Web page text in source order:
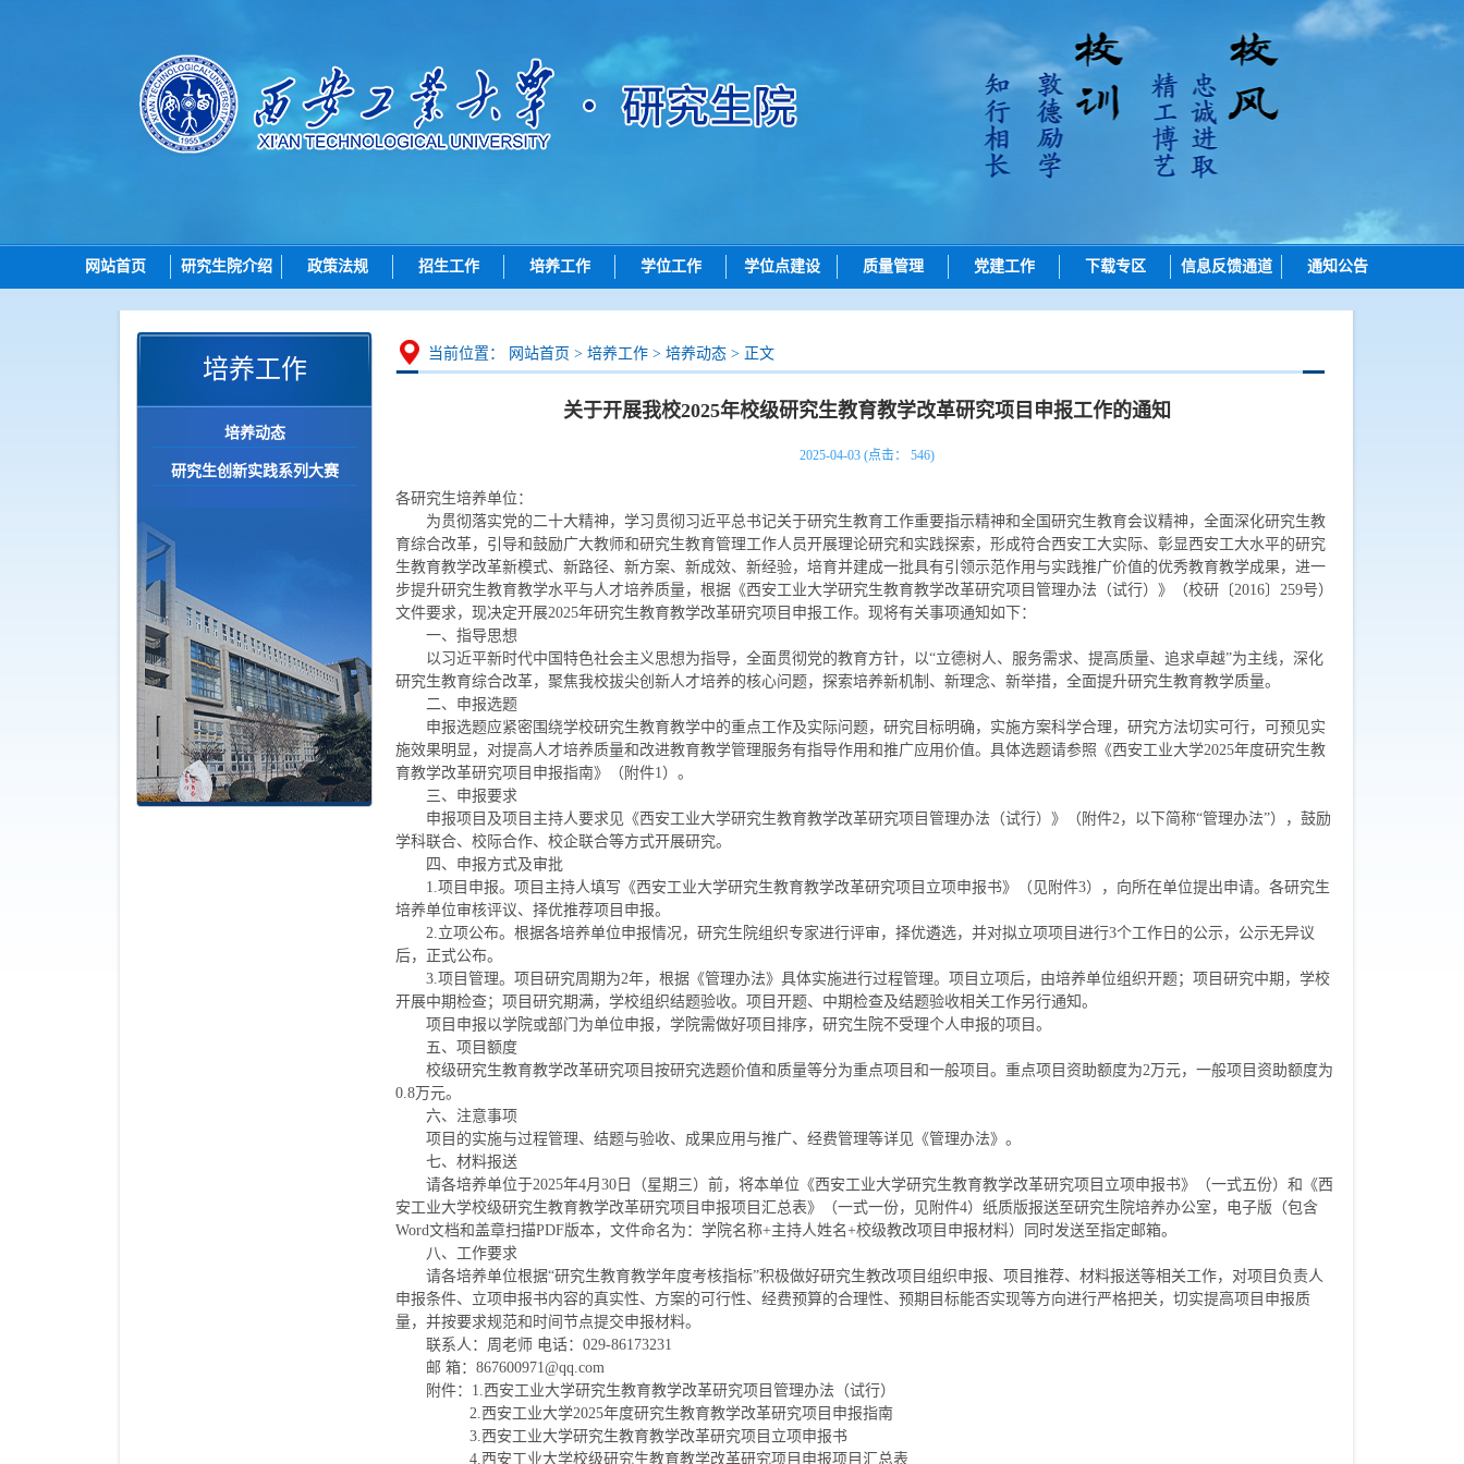
网站首页 研究生院介绍
研究生院简介
岗位职责
政策法规
总则
招生
学位点建设
质量管理
招生工作
招生动态
博士招生
硕士招生
智能问答
培养工作
培养动态
研究生创新实践系列大赛
学位工作
学位申请
论文评审
学位授予
导师工作
学位点建设
学位点动态
政策文件
质量管理
质量评价
党建工作 下载专区
招生
学位
学位点建设
信息反馈通道 通知公告
培养工作
培养动态
研究生创新实践系列大赛
当前位置： 网站首页 > 培养工作 > 培养动态 > 正文
关于开展我校2025年校级研究生教育教学改革研究项目申报工作的通知
2025-04-03 (点击： 546)
各研究生培养单位：
为贯彻落实党的二十大精神，学习贯彻习近平总书记关于研究生教育工作重要指示精神和全国研究生教育会议精神，全面深化研究生教
育综合改革，引导和鼓励广大教师和研究生教育管理工作人员开展理论研究和实践探索，形成符合西安工大实际、彰显西安工大水平的研究
生教育教学改革新模式、新路径、新方案、新成效、新经验，培育并建成一批具有引领示范作用与实践推广价值的优秀教育教学成果，进一
步提升研究生教育教学水平与人才培养质量，根据《西安工业大学研究生教育教学改革研究项目管理办法（试行）》（校研〔2016〕259号）
文件要求，现决定开展2025年研究生教育教学改革研究项目申报工作。现将有关事项通知如下：
一、指导思想
以习近平新时代中国特色社会主义思想为指导，全面贯彻党的教育方针，以“立德树人、服务需求、提高质量、追求卓越”为主线，深化
研究生教育综合改革，聚焦我校拔尖创新人才培养的核心问题，探索培养新机制、新理念、新举措，全面提升研究生教育教学质量。
二、申报选题
申报选题应紧密围绕学校研究生教育教学中的重点工作及实际问题，研究目标明确，实施方案科学合理，研究方法切实可行，可预见实
施效果明显，对提高人才培养质量和改进教育教学管理服务有指导作用和推广应用价值。具体选题请参照《西安工业大学2025年度研究生教
育教学改革研究项目申报指南》（附件1）。
三、申报要求
申报项目及项目主持人要求见《西安工业大学研究生教育教学改革研究项目管理办法（试行）》（附件2，以下简称“管理办法”），鼓励
学科联合、校际合作、校企联合等方式开展研究。
四、申报方式及审批
1.项目申报。项目主持人填写《西安工业大学研究生教育教学改革研究项目立项申报书》（见附件3），向所在单位提出申请。各研究生
培养单位审核评议、择优推荐项目申报。
2.立项公布。根据各培养单位申报情况，研究生院组织专家进行评审，择优遴选，并对拟立项项目进行3个工作日的公示，公示无异议
后，正式公布。
3.项目管理。项目研究周期为2年，根据《管理办法》具体实施进行过程管理。项目立项后，由培养单位组织开题；项目研究中期，学校
开展中期检查；项目研究期满，学校组织结题验收。项目开题、中期检查及结题验收相关工作另行通知。
项目申报以学院或部门为单位申报，学院需做好项目排序，研究生院不受理个人申报的项目。
五、项目额度
校级研究生教育教学改革研究项目按研究选题价值和质量等分为重点项目和一般项目。重点项目资助额度为2万元，一般项目资助额度为
0.8万元。
六、注意事项
项目的实施与过程管理、结题与验收、成果应用与推广、经费管理等详见《管理办法》。
七、材料报送
请各培养单位于2025年4月30日（星期三）前，将本单位《西安工业大学研究生教育教学改革研究项目立项申报书》（一式五份）和《西
安工业大学校级研究生教育教学改革研究项目申报项目汇总表》（一式一份，见附件4）纸质版报送至研究生院培养办公室，电子版（包含
Word文档和盖章扫描PDF版本，文件命名为：学院名称+主持人姓名+校级教改项目申报材料）同时发送至指定邮箱。
八、工作要求
请各培养单位根据“研究生教育教学年度考核指标”积极做好研究生教改项目组织申报、项目推荐、材料报送等相关工作，对项目负责人
申报条件、立项申报书内容的真实性、方案的可行性、经费预算的合理性、预期目标能否实现等方向进行严格把关，切实提高项目申报质
量，并按要求规范和时间节点提交申报材料。
联系人：周老师 电话：029-86173231
邮 箱：867600971@qq.com
附件：1.西安工业大学研究生教育教学改革研究项目管理办法（试行）
2.西安工业大学2025年度研究生教育教学改革研究项目申报指南
3.西安工业大学研究生教育教学改革研究项目立项申报书
4.西安工业大学校级研究生教育教学改革研究项目申报项目汇总表